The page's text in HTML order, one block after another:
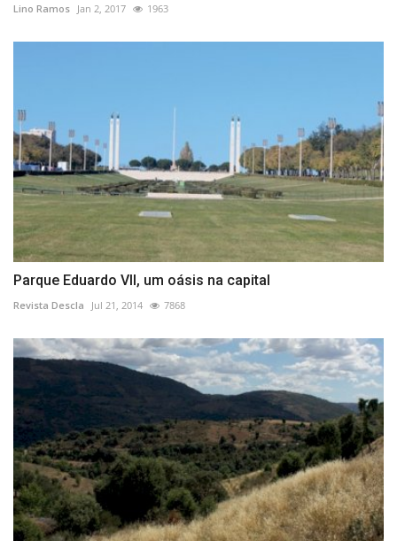
Lino Ramos Jan 2, 2017 1963
Parque Eduardo VII, um oásis na capital
Revista Descla Jul 21, 2014 7868